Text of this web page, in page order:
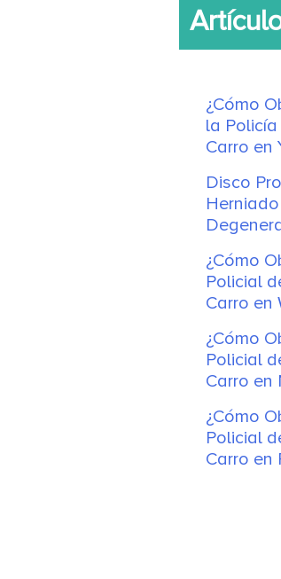
¿Cómo
la
Carro en
Disco
¿Cómo
Policial
Carro en
¿Cómo
Policial
Carro en
¿Cómo
Policial
Carro en